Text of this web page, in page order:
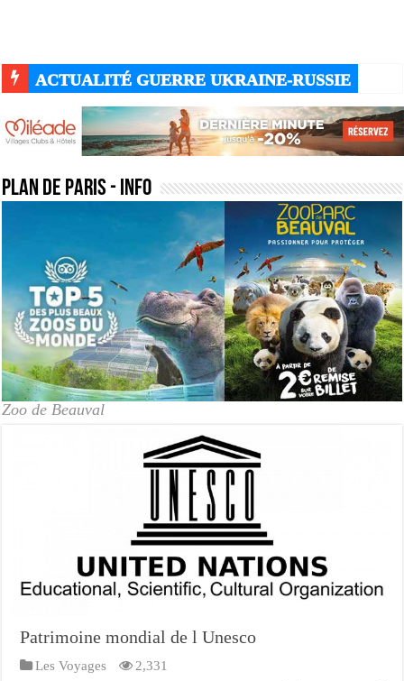
ACTUALITÉ DU JOUR - DU MOIS DE MARS -
plan de paris - Info
Zoo de Beauval
Patrimoine mondial de l Unesco
Les Voyages 2,331